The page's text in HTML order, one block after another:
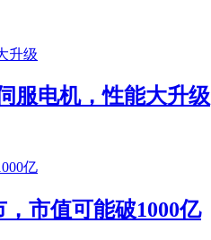
服电机，性能大升级
市值可能破1000亿